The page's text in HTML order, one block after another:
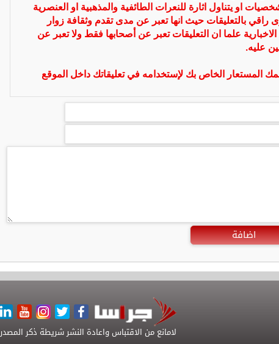
او يتناول اثارة للنعرات الطائفية والمذهبية او العنصرية
راقي بالتعليقات حيث انها تعبر عن مدى تقدم وثقافة زوار
علما ان التعليقات تعبر عن أصحابها فقط ولا تعبر عن
عليه.
المستعار الخاص بك لإستخدامه في تعليقاتك داخل الموقع
اضافة
لامانع من الاقتباس واعادة النشر شريطة ذكر المصدر